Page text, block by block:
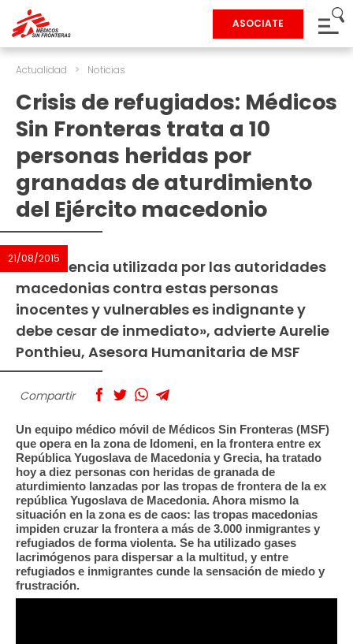
ASOCIATE
Actualidad > Noticias
Crisis de refugiados: Médicos
Sin Fronteras trata a 10
personas heridas por
granadas de aturdimiento
del Ejército macedonio
21/08/2015
«La violencia utilizada por las autoridades
macedonias contra estas personas
inocentes y vulnerables es indignante y
debe cesar de inmediato», advierte Aurelie
Ponthieu, Asesora Humanitaria de MSF
Compartir
Un equipo médico móvil de Médicos Sin Fronteras (MSF)
que opera en la zona de Idomeni, en la frontera entre ex
República Yugoslava de Macedonia y Grecia, ha tratado
hoy a diez personas con heridas de granada de
aturdimiento lanzadas por las tropas de frontera de la ex
república Yugoslava de Macedonia. Ahora mismo la
situación en la zona es de caos: las tropas macedonias
impiden cruzar la frontera a más de 3.000 inmigrantes y
refugiados de forma violenta. Se ha utilizado gases
lacrimógenos para dispersar a la multitud, y entre
refugiados e inmigrantes cunde la sensación de miedo y
frustración.